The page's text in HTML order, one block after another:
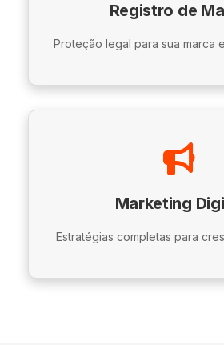
Registro de
Proteção legal para sua marca
Marketing
Estratégias completas para